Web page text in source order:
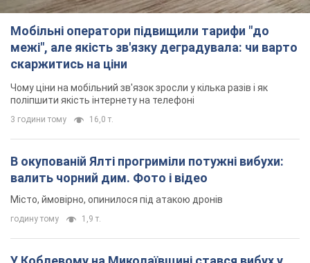
Мобільні оператори підвищили тарифи "до
межі", але якість зв'язку деградувала: чи варто
скаржитись на ціни
Чому ціни на мобільний зв'язок зросли у кілька разів і як
поліпшити якість інтернету на телефоні
3 години тому 16,0 т.
В окупованій Ялті прогриміли потужні вибухи:
валить чорний дим. Фото і відео
Місто, ймовірно, опинилося під атакою дронів
годину тому 1,9 т.